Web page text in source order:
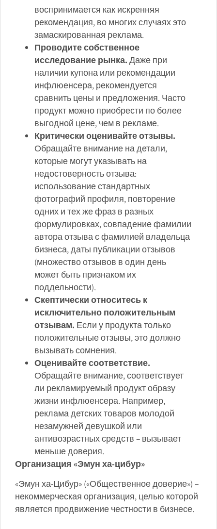
воспринимается как искренняя
рекомендация, во многих случаях это
замаскированная реклама.
Проводите собственное
исследование рынка. Даже при
наличии купона или рекомендации
инфлюенсера, рекомендуется
сравнить цены и предложения. Часто
продукт можно приобрести по более
выгодной цене, чем в рекламе.
Критически оценивайте отзывы.
Обращайте внимание на детали,
которые могут указывать на
недостоверность отзыва:
использование стандартных
фотографий профиля, повторение
одних и тех же фраз в разных
формулировках, совпадение фамилии
автора отзыва с фамилией владельца
бизнеса, даты публикации отзывов
(множество отзывов в один день
может быть признаком их
поддельности).
Скептически относитесь к
исключительно положительным
отзывам. Если у продукта только
положительные отзывы, это должно
вызывать сомнения.
Оценивайте соответствие.
Обращайте внимание, соответствует
ли рекламируемый продукт образу
жизни инфлюенсера. Например,
реклама детских товаров молодой
незамужней девушкой или
антивозрастных средств – вызывает
меньше доверия.
Организация «Эмун ха-цибур»
«Эмун ха-Цибур» («Общественное доверие») –
некоммерческая организация, целью которой
является продвижение честности в бизнесе.